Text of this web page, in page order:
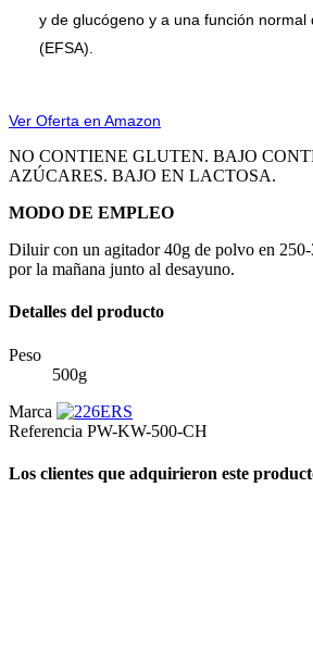
y de glucógeno y a una función normal
(EFSA).
Ver Oferta en Amazon
NO CONTIENE GLUTEN. BAJO
AZÚCARES. BAJO EN LACTOSA.
MODO DE EMPLEO
Diluir con un agitador 40g de polvo en
por la mañana junto al desayuno.
Detalles del producto
Peso
500g
Marca
Referencia PW-KW-500-CH
Los clientes que adquirieron este